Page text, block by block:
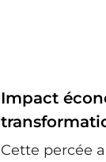
Impact
Cette percée